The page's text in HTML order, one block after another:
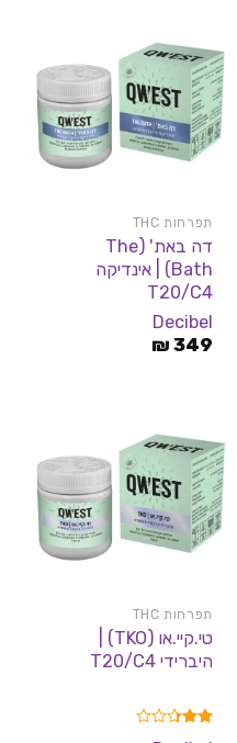
תפרחות THC
דה באת' (The
Bath) | אינדיקה
T20/C4
Decibel
349
₪
תפרחות THC
טי.קיי.או (TKO) |
היברידי T20/C4
דורג